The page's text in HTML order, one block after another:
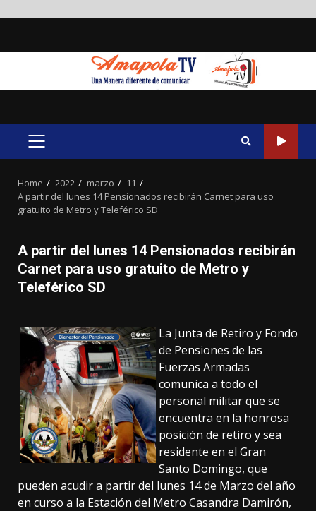
PRIMARY
Home 2022 marzo
11
A partir del lunes 14 Pensionados recibirán Carnet para uso
gratuito de Metro y Teleférico SD
A partir del lunes 14 Pensionados recibirán
Carnet para uso gratuito de Metro y
Teleférico SD
La Junta de Retiro y Fondo
de Pensiones de las
Fuerzas Armadas
comunica a todo el
personal militar que se
encuentra en la honrosa
posición de retiro y sea
residente en el Gran
Santo Domingo, que
pueden acudir a partir del lunes 14 de Marzo del año
en curso a la Estación del Metro Casandra Damirón,